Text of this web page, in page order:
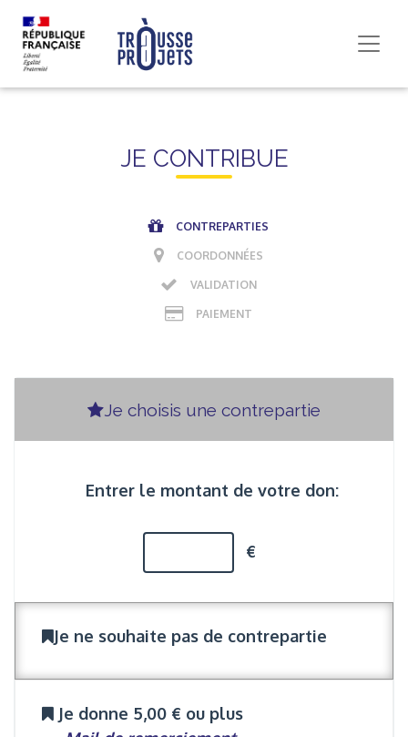
JE CONTRIBUE
CONTREPARTIES
COORDONNÉES
VALIDATION
PAIEMENT
Je choisis une contrepartie
Entrer le montant de votre don:
€
Je ne souhaite pas de contrepartie
Je donne 5,00 € ou plus